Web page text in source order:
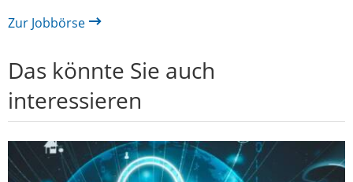
Zur Jobbörse
Das könnte Sie auch
interessieren